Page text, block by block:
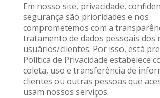
Em nosso site, privacidade,
segurança são prioridades e nos
comprometemos com a
tratamento de dados pessoais dos
usuários/clientes. Por isso, está
Política de Privacidade estabelece
coleta, uso e transferência de
clientes ou outras pessoas que
usam nossos serviços.